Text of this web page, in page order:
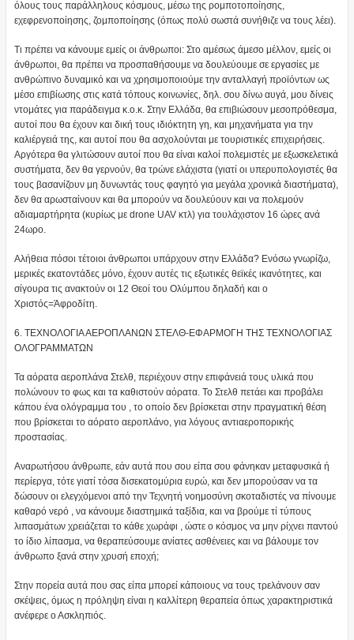
όλους τους παράλληλους κόσμους, μέσω της ρομποτοποίησης,
εχεφρενοποίησης, ζομποποίησης (όπως πολύ σωστά συνήθιζε να τους λέει).
Τι πρέπει να κάνουμε εμείς οι άνθρωποι: Στο αμέσως άμεσο μέλλον, εμείς οι
άνθρωποι, θα πρέπει να προσπαθήσουμε να δουλεύουμε σε εργασίες με
ανθρώπινο δυναμικό και να χρησιμοποιούμε την ανταλλαγή προϊόντων ως
μέσο επιβίωσης στις κατά τόπους κοινωνίες, δηλ. σου δίνω αυγά, μου δίνεις
ντομάτες για παράδειγμα κ.ο.κ. Στην Ελλάδα, θα επιβιώσουν μεσοπρόθεσμα,
αυτοί που θα έχουν και δική τους ιδιόκτητη γη, και μηχανήματα για την
καλιέργειά της, και αυτοί που θα ασχολούνται με τουριστικές επιχειρήσεις.
Αργότερα θα γλιτώσουν αυτοί που θα είναι καλοί πολεμιστές με εξωσκελετικά
συστήματα, δεν θα γερνούν, θα τρώνε ελάχιστα (γιατί οι υπερυπολογιστές θα
τους βασανίζουν μη δυνωντάς τους φαγητό για μεγάλα χρονικά διαστήματα),
δεν θα αρωσταίνουν και θα μπορούν να δουλεύουν και να πολεμούν
αδιαμαρτήρητα (κυρίως με drone UAV κτλ) για τουλάχιστον 16 ώρες ανά
24ωρο.
Αλήθεια πόσοι τέτοιοι άνθρωποι υπάρχουν στην Ελλάδα? Ενόσω γνωρίζω,
μερικές εκατοντάδες μόνο, έχουν αυτές τις εξωτικές θεϊκές ικανότητες, και
σίγουρα τις ανακτούν οι 12 Θεοί του Ολύμπου δηλαδή και ο
Χριστός=Άφροδίτη.
6. ΤΕΧΝΟΛΟΓΙΑ ΑΕΡΟΠΛΑΝΩΝ ΣΤΕΛΘ-ΕΦΑΡΜΟΓΗ ΤΗΣ ΤΕΧΝΟΛΟΓΙΑΣ
ΟΛΟΓΡΑΜΜΑΤΩΝ
Τα αόρατα αεροπλάνα Στελθ, περιέχουν στην επιφάνειά τους υλικά που
πολώνουν το φως και τα καθιστούν αόρατα. Το Στελθ πετάει και προβάλει
κάπου ένα ολόγραμμα του , το οποίο δεν βρίσκεται στην πραγματική θέση
που βρίσκεται το αόρατο αεροπλάνο, για λόγους αντιαεροπορικής
προστασίας.
Αναρωτήσου άνθρωπε, εάν αυτά που σου είπα σου φάνηκαν μεταφυσικά ή
περίεργα, τότε γιατί τόσα δισεκατομύρια ευρώ, και δεν μπορούσαν να τα
δώσουν οι ελεγχόμενοι από την Τεχνητή νοημοσύνη σκοταδιστές να πίνουμε
καθαρό νερό , να κάνουμε διαστημικά ταξίδια, και να βρούμε τί τύπους
λιπασμάτων χρειάζεται το κάθε χωράφι , ώστε ο κόσμος να μην ρίχνει παντού
το ίδιο λίπασμα, να θεραπεύσουμε ανίατες ασθένειες και να βάλουμε τον
άνθρωπο ξανά στην χρυσή εποχή;
Στην πορεία αυτά που σας είπα μπορεί κάποιους να τους τρελάνουν σαν
σκέψεις, όμως η πρόληψη είναι η καλλίτερη θεραπεία όπως χαρακτηριστικά
ανέφερε ο Ασκληπιός.